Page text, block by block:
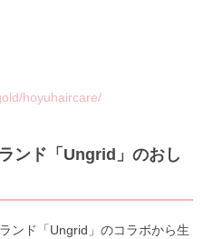
hoyuhaircare/
ンド「Ungrid」のおし
ンド「Ungrid」のコラボから生